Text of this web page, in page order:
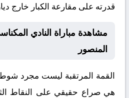
قدرته على مقارعة الكبار خارج
مشاهدة مباراة النادي
المنصور
القمة المرتقبة ليست مجرد
هي صراع حقيقي على النقاط